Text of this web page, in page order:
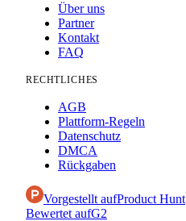
Über uns
Partner
Kontakt
FAQ
RECHTLICHES
AGB
Plattform-Regeln
Datenschutz
DMCA
Rückgaben
Vorgestellt aufProduct Hunt
Bewertet aufG2